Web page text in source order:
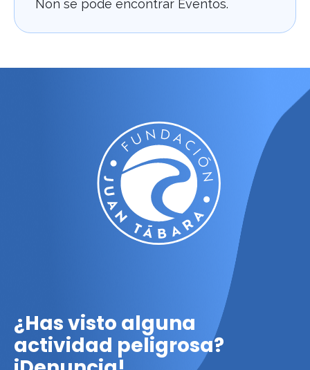
Non se pode encontrar Eventos.
¿Has visto alguna
actividad peligrosa?